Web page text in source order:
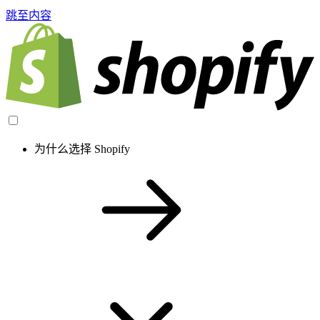
跳至内容
为什么选择 Shopify